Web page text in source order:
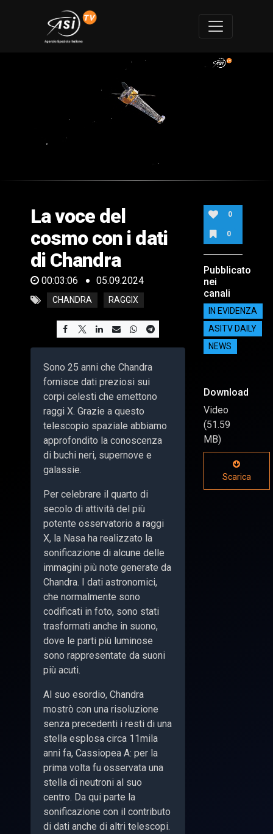
of
6
seconds
La voce del
cosmo con i dati
di Chandra
00:03:06 05.09.2024
CHANDRA RAGGIX
Sono 25 anni che Chandra
fornisce dati preziosi sui
corpi celesti che emettono
raggi X. Grazie a questo
telescopio spaziale abbiamo
approfondito la conoscenza
di buchi neri, supernove e
galassie.
Per celebrare il quarto di
secolo di attività del più
potente osservatorio a raggi
X, la Nasa ha realizzato la
sonificazione di alcune delle
immagini più note generate da
Chandra. I dati astronomici,
che normalmente sono
codificati in foto, sono stati
trasformati anche in suono,
dove le parti più luminose
sono rappresentate da suoni
più acuti.
Al suo esordio, Chandra
mostrò con una risoluzione
senza precedenti i resti di una
stella esplosa circa 11mila
anni fa, Cassiopea A: per la
prima volta fu osservata una
stella di neutroni al suo
centro. Da qui parte la
sonificazione con il contributo
di dati anche di altri telescopi.
0
0
Pubblicato
nei
canali
IN EVIDENZA
ASITV DAILY
NEWS
Download
Video
(51.59
MB)
Scarica